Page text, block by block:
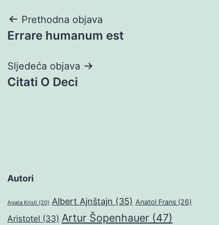
Navigacija
objava
Prethodna objava
Errare humanum est
Sljedeća objava
Citati O Deci
Autori
Agata Kristi (20) Albert Ajnštajn (35) Anatol Frans (26)
Aristotel (33) Artur Šopenhauer (47)